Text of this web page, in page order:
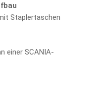
Staplertaschen
einer SCANIA-